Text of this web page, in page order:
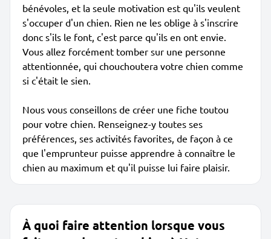
bénévoles, et la seule motivation est qu'ils veulent
s'occuper d'un chien. Rien ne les oblige à s'inscrire
donc s'ils le font, c'est parce qu'ils en ont envie.
Vous allez forcément tomber sur une personne
attentionnée, qui chouchoutera votre chien comme
si c'était le sien.
Nous vous conseillons de créer une fiche toutou
pour votre chien. Renseignez-y toutes ses
préférences, ses activités favorites, de façon à ce
que l'emprunteur puisse apprendre à connaître le
chien au maximum et qu'il puisse lui faire plaisir.
À quoi faire attention lorsque vous